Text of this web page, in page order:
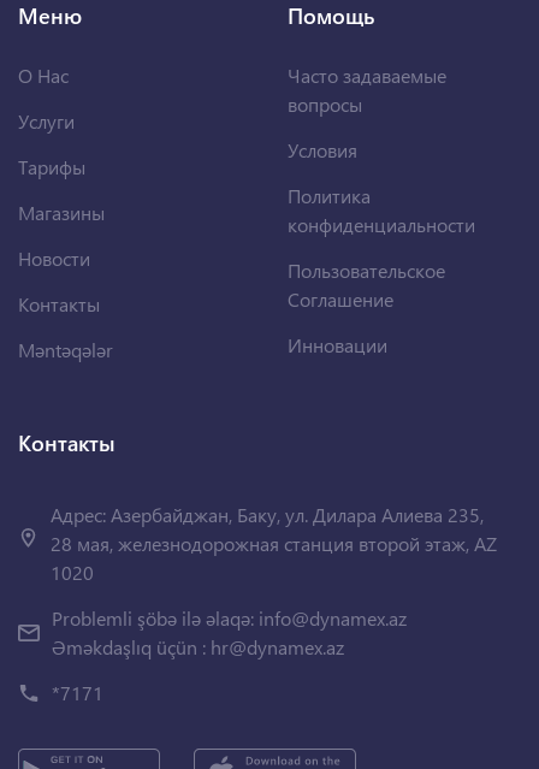
Меню
О Нас
Услуги
Тарифы
Магазины
Новости
Контакты
Məntəqələr
Помощь
Часто задаваемые
вопросы
Условия
Политика
конфиденциальности
Пользовательское
Соглашение
Инновации
Контакты
Адрес: Азербайджан, Баку, ул. Дилара Алиева 235,
28 мая, железнодорожная станция второй этаж, AZ
1020
Problemli şöbə ilə əlaqə: info@dynamex.az
Əməkdaşlıq üçün : hr@dynamex.az
*7171